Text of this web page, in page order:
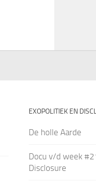
EXOPOLITIEK EN
De holle Aarde
Docu v/d week
Disclosure